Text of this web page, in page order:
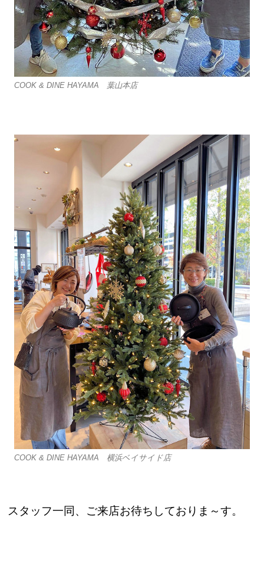
COOK & DINE HAYAMA 葉山本店
COOK & DINE HAYAMA 横浜ベイサイド店
スタッフ一同、ご来店お待ちしておりま～す。